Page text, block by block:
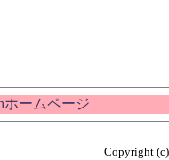
ホームページ
Copyright